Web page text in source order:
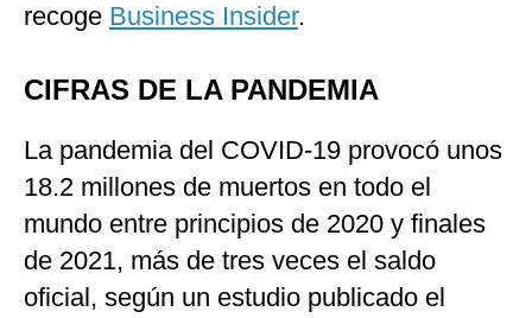
recoge Business Insider.
CIFRAS DE LA PANDEMIA
La pandemia del COVID-19 provocó unos
18.2 millones de muertos en todo el
mundo entre principios de 2020 y finales
de 2021, más de tres veces el saldo
oficial, según un estudio publicado el